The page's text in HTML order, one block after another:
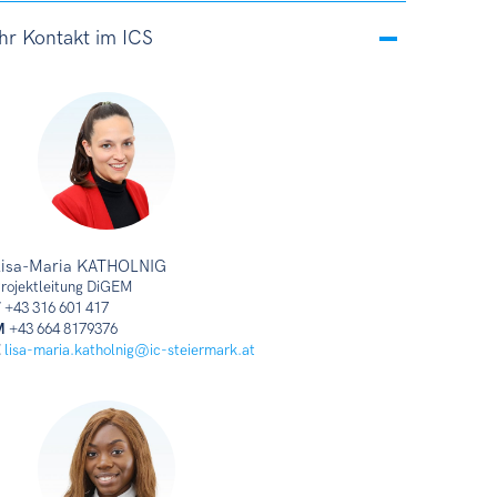
Kontakt im ICS
Maria KATHOLNIG
DiGEM
+43 316 601 417
+43 664 8179376
lisa-maria.katholnig@ic-steiermark.at